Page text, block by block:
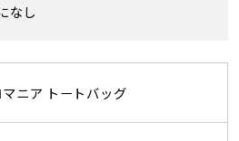
なし
ニア トートバッグ